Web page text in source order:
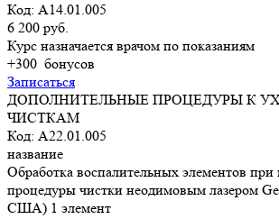
Код: A14.01.005
6 200 руб.
Курс назначается врачом по показаниям
+300 бонусов
Записаться
ДОПОЛНИТЕЛЬНЫЕ ПРОЦЕДУРЫ К
ЧИСТКАМ
Код: А22.01.005
название
Обработка воспалительных элементов при
процедуры чистки неодимовым лазером
США) 1 элемент